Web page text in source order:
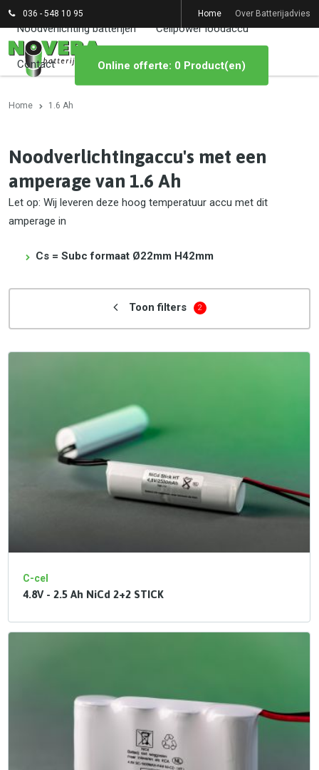
036 - 548 10 95 Home Over Batterijadvies
Noodverlichting batterijen Cellpower loodaccu
Contact Online offerte: 0 Product(en)
Home 1.6 Ah
Noodverlichtingaccu's met een
amperage van 1.6 Ah
Let op: Wij leveren deze hoog temperatuur accu met dit
amperage in
Cs = Subc formaat Ø22mm H42mm
Toon filters 2
C-cel
4.8V - 2.5 Ah NiCd 2+2 STICK